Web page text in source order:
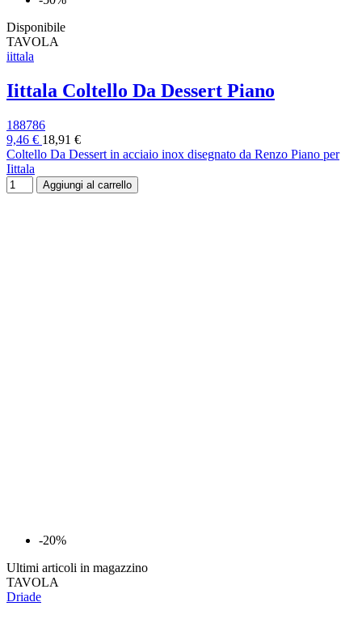
Disponibile
TAVOLA
iittala
Iittala Coltello Da Dessert Piano
188786
9,46 € 18,91 €
Coltello Da Dessert in acciaio inox disegnato da Renzo Piano per
Iittala
Aggiungi al carrello
-20%
Ultimi articoli in magazzino
TAVOLA
Driade